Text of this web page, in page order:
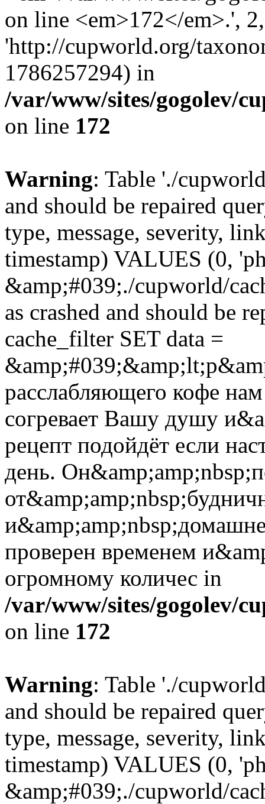
on line <em>172</em>.',
'http://cupworld.org/
1786257294) in
/var/www/sites/gogolev/
on line 172
Warning: Table './
and should be repaired
type, message, severity,
timestamp) VALUES (0,
&amp;#039;./cupworld/
as crashed and should be
cache_filter SET data =
расслабляющего кофе
согревает Вашу душу
рецепт подойдёт если
день.
проверен временем
огромному количес in
/var/www/sites/gogolev/
on line 172
Warning: Table './
and should be repaired
type, message, severity,
timestamp) VALUES (0,
&amp;#039;./cupworld/